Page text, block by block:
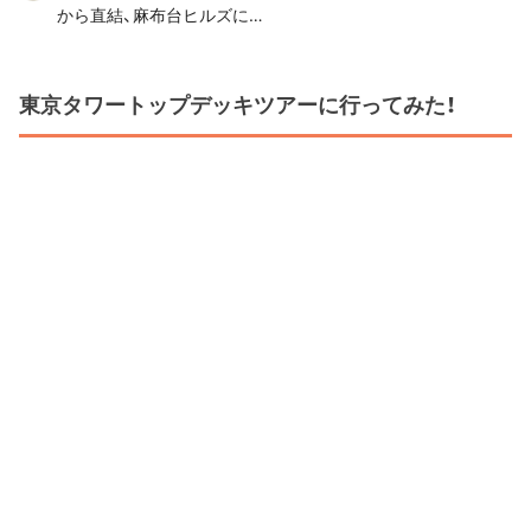
から直結、麻布台ヒルズにそ
かった東京タワー
東京タワートップデッキツアーに行ってみた！